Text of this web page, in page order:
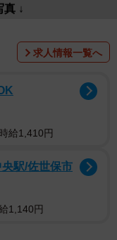
↓
求人情報一覧へ
給1,410円
駅/佐世保市
1,140円